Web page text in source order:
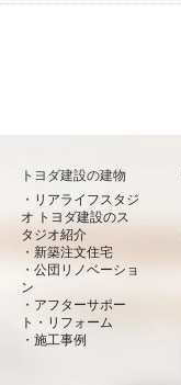
トヨダ建設の建物
リアライフスタジ
オ トヨダ建設のス
タジオ紹介
新築注文住宅
公団リノベーショ
ン
アフターサポー
ト・リフォーム
施工事例